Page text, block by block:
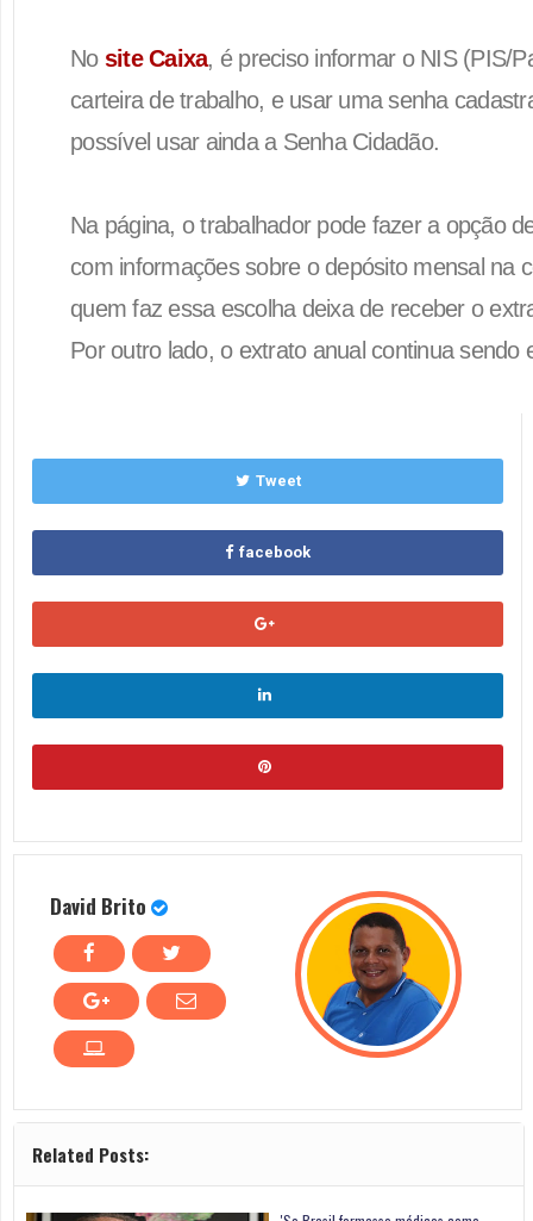
No site Caixa, é preciso informar o NIS (PIS/
carteira de trabalho, e usar uma senha
possível usar ainda a Senha Cidadão.
Na página, o trabalhador pode fazer a opção
com informações sobre o depósito mensal na
quem faz essa escolha deixa de receber o
Por outro lado, o extrato anual continua sendo
Tweet
facebook
David Brito
Related Posts: